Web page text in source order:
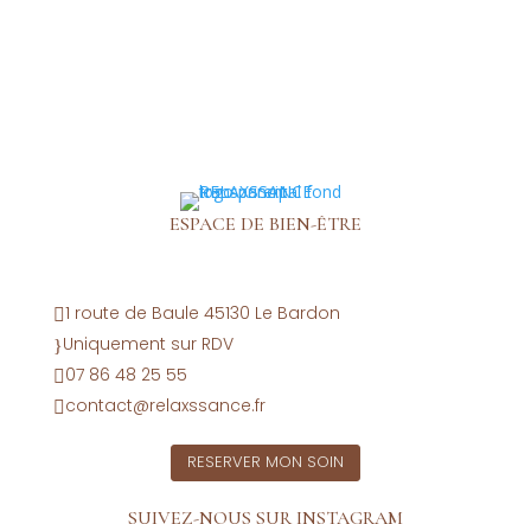
ESPACE DE BIEN-ÊTRE
1 route de Baule 45130 Le Bardon
}Uniquement sur RDV
07 86 48 25 55
contact@relaxssance.fr
RESERVER MON SOIN
SUIVEZ-NOUS SUR INSTAGRAM